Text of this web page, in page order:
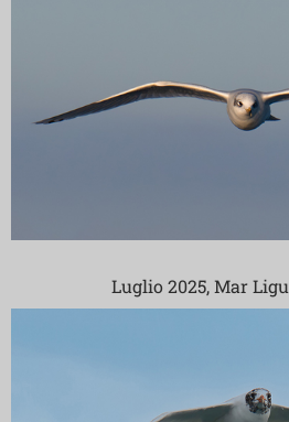
Luglio 2025, Mar